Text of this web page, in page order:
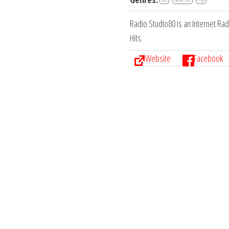
Radio Studio80 is an Internet
Hits.
Website
Facebook